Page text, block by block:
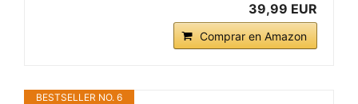
39,99 EUR
Comprar en Amazon
BESTSELLER NO. 6